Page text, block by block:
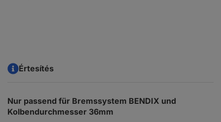
Értesítés
Nur passend für Bremssystem BENDIX und
Kolbendurchmesser 36mm